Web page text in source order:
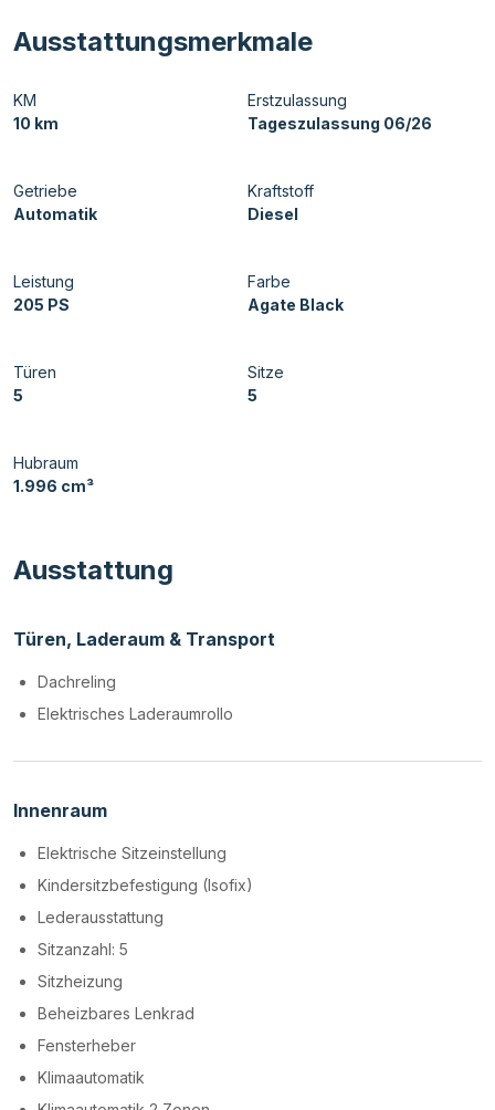
Ausstattungsmerkmale
KM
10 km
Erstzulassung
Tageszulassung 06/26
Getriebe
Automatik
Kraftstoff
Diesel
Leistung
205 PS
Farbe
Agate Black
Türen
5
Sitze
5
Hubraum
1.996 cm³
Ausstattung
Türen, Laderaum & Transport
Dachreling
Elektrisches Laderaumrollo
Innenraum
Elektrische Sitzeinstellung
Kindersitzbefestigung (Isofix)
Lederausstattung
Sitzanzahl: 5
Sitzheizung
Beheizbares Lenkrad
Fensterheber
Klimaautomatik